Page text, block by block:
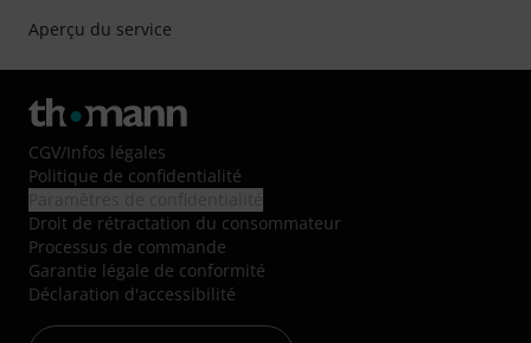
Aperçu du service
CGV/Infos légales
Politique de confidentialité
Droit de rétractation du consommateur
Processus de commande
Garantie légale de conformité
Déclaration d'accessibilité